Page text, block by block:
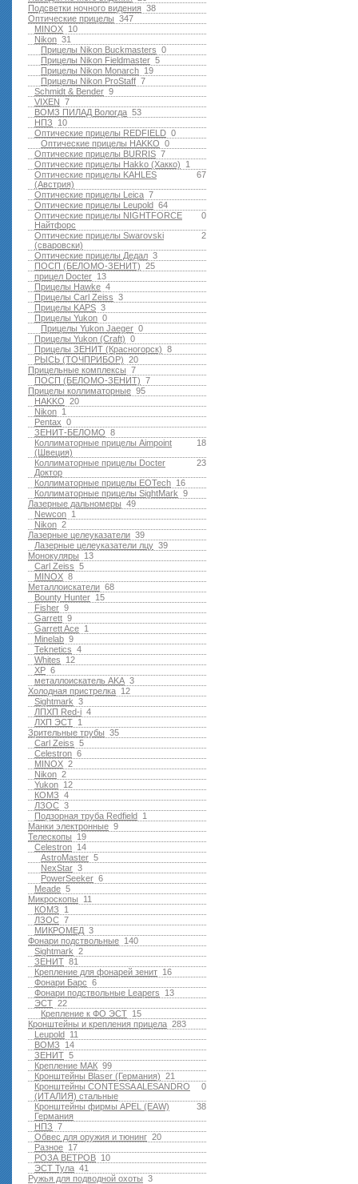
38
Подсветки ночного видения
347
Оптические прицелы
10
MINOX
31
Nikon
0
Прицелы Nikon Buckmasters
5
Прицелы Nikon Fieldmaster
19
Прицелы Nikon Monarch
7
Прицелы Nikon ProStaff
9
Schmidt & Bender
7
VIXEN
53
ВОМЗ ПИЛАД Вологда
10
НПЗ
0
Оптические прицелы REDFIELD
0
Оптические прицелы HAKKO
7
Оптические прицелы BURRIS
1
Оптические прицелы Hakko (Хакко)
67
Оптические прицелы KAHLES
(Австрия)
7
Оптические прицелы Leica
64
Оптические прицелы Leupold
0
Оптические прицелы NIGHTFORCE
Найтфорс
2
Оптические прицелы Swarovski
(сваровски)
3
Оптические прицелы Дедал
25
ПОСП (БЕЛОМО-ЗЕНИТ)
13
прицел Docter
4
Прицелы Hawke
3
Прицелы Carl Zeiss
3
Прицелы KAPS
0
Прицелы Yukon
0
Прицелы Yukon Jaeger
0
Прицелы Yukon (Craft)
8
Прицелы ЗЕНИТ (Красногорск)
20
РЫСЬ (ТОЧПРИБОР)
7
Прицельные комплексы
7
ПОСП (БЕЛОМО-ЗЕНИТ)
95
Прицелы коллиматорные
20
HAKKO
1
Nikon
0
Pentax
8
ЗЕНИТ-БЕЛОМО
18
Коллиматорные прицелы Aimpoint
(Швеция)
23
Коллиматорные прицелы Docter
Доктор
16
Коллиматорные прицелы EOTech
9
Коллиматорные прицелы SightMark
49
Лазерные дальномеры
1
Newcon
2
Nikon
39
Лазерные целеуказатели
39
Лазерные целеуказатели лцу
13
Монокуляры
5
Carl Zeiss
8
MINOX
68
Металлоискатели
15
Bounty Hunter
9
Fisher
9
Garrett
1
Garrett Ace
9
Minelab
4
Teknetics
12
Whites
6
XP
3
металлоискатель AKA
12
Холодная пристрелка
3
Sightmark
4
ЛПХП Red-i
1
ЛХП ЭСТ
35
Зрительные трубы
5
Carl Zeiss
6
Celestron
2
MINOX
2
Nikon
12
Yukon
4
КОМЗ
3
ЛЗОС
1
Подзорная труба Redfield
9
Манки электронные
19
Телескопы
14
Celestron
5
AstroMaster
3
NexStar
6
PowerSeeker
5
Meade
11
Микроскопы
1
КОМЗ
7
ЛЗОС
3
МИКРОМЕД
140
Фонари подствольные
2
Sightmark
81
ЗЕНИТ
16
Крепление для фонарей зенит
6
Фонари Барс
13
Фонари подствольные Leapers
22
ЭСТ
15
Крепление к ФО ЭСТ
283
Кронштейны и крепления прицела
11
Leupold
14
ВОМЗ
5
ЗЕНИТ
99
Крепление МАК
21
Кронштейны Blaser (Германия)
0
Кронштейны CONTESSA ALESANDRO
(ИТАЛИЯ) стальные
38
Кронштейны фирмы APEL (EAW)
Германия
7
НПЗ
20
Обвес для оружия и тюнинг
17
Разное
10
РОЗА ВЕТРОВ
41
ЭСТ Тула
3
Ружья для подводной оxоты